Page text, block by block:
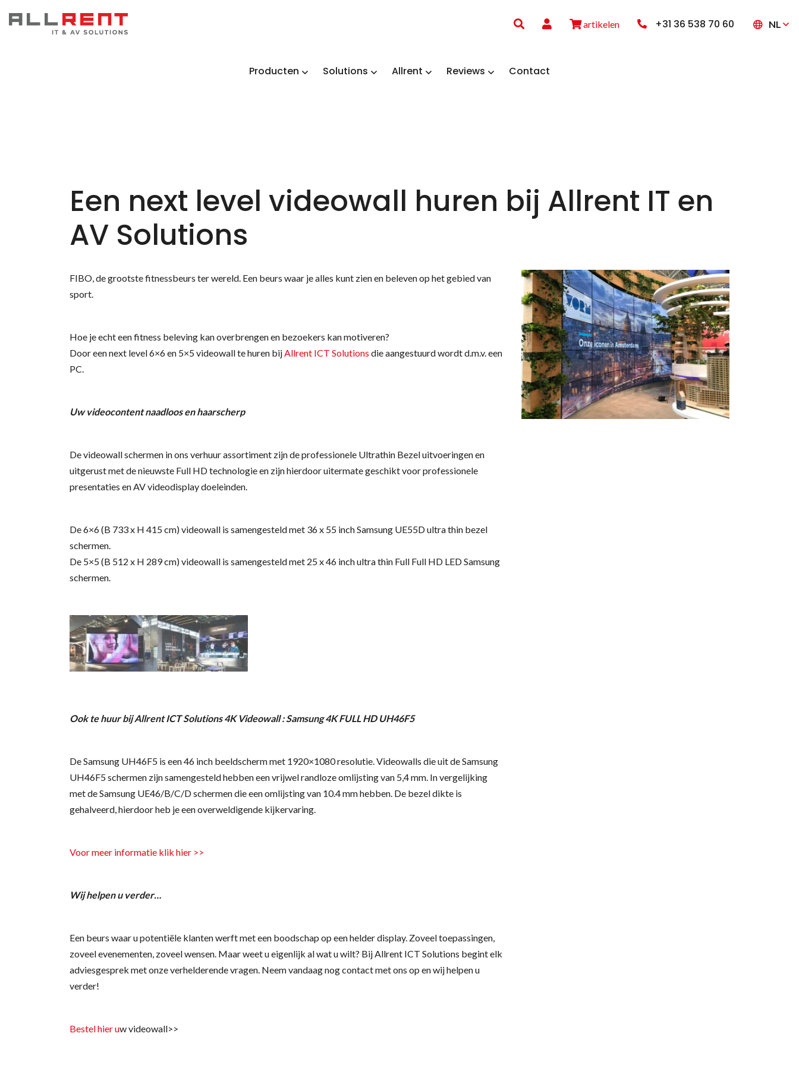
artikelen +31 36 538 70 60 NL
Producten Solutions Allrent Reviews Contact
Een next level videowall huren bij Allrent IT en
AV Solutions
FIBO, de grootste fitnessbeurs ter wereld. Een beurs waar je alles kunt zien en beleven op het gebied van
sport.
Hoe je echt een fitness beleving kan overbrengen en bezoekers kan motiveren?
Door een next level 6×6 en 5×5 videowall te huren bijAllrent ICT Solutions die aangestuurd wordt d.m.v. een
PC.
Uw videocontent naadloos en haarscherp
De videowall schermen in ons verhuur assortiment zijn de professionele Ultrathin Bezel uitvoeringen en
uitgerust met de nieuwste Full HD technologie en zijn hierdoor uitermate geschikt voor professionele
presentaties en AV videodisplay doeleinden.
De 6×6 (B 733 x H 415 cm) videowall is samengesteld met 36 x 55 inch Samsung UE55D ultra thin bezel
schermen.
De 5×5 (B 512 x H 289 cm) videowall is samengesteld met 25 x 46 inch ultra thin Full Full HD LED Samsung
schermen.
Ook te huur bij Allrent ICT Solutions 4K Videowall : Samsung 4K FULL HD UH46F5
De Samsung UH46F5 is een 46 inch beeldscherm met 1920×1080 resolutie. Videowalls die uit de Samsung
UH46F5 schermen zijn samengesteld hebben een vrijwel randloze omlijsting van 5,4 mm. In vergelijking
met de Samsung UE46/B/C/D schermen die een omlijsting van 10.4 mm hebben. De bezel dikte is
gehalveerd, hierdoor heb je een overweldigende kijkervaring.
Voor meer informatie klik hier >>
Wij helpen u verder…
Een beurs waar u potentiële klanten werft met een boodschap op een helder display. Zoveel toepassingen,
zoveel evenementen, zoveel wensen. Maar weet u eigenlijk al wat u wilt? Bij Allrent ICT Solutions begint elk
adviesgesprek met onze verhelderende vragen. Neem vandaag nog contact met ons op en wij helpen u
verder!
Bestel hier uw videowall>>